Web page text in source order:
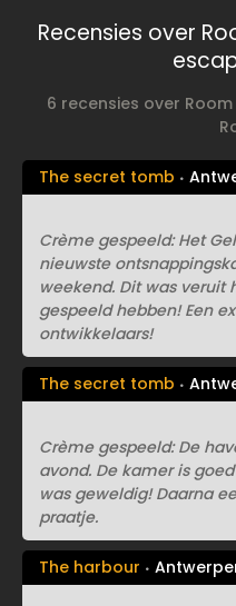
Recensies over
6 recensies over
The secret tomb
Crème gespeeld: Het
nieuwste
weekend. Dit was veruit
gespeeld hebben! Een
ontwikkelaars!
The secret tomb
Crème gespeeld: De
avond. De kamer is
was geweldig! Daarna
praatje.
The harbour